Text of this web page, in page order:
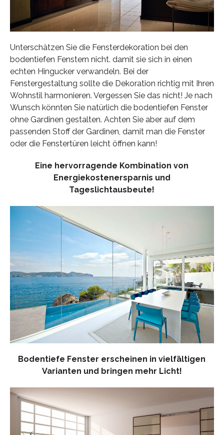
Unterschätzen Sie die Fensterdekoration bei den
bodentiefen Fenstern nicht. damit sie sich in einen
echten Hingucker verwandeln. Bei der
Fenstergestaltung sollte die Dekoration richtig mit Ihren
Wohnstil harmonieren. Vergessen Sie das nicht! Je nach
Wunsch könnten Sie natürlich die bodentiefen Fenster
ohne Gardinen gestalten. Achten Sie aber auf dem
passenden Stoff der Gardinen, damit man die Fenster
oder die Fenstertüren leicht öffnen kann!
Eine hervorragende Kombination von
Energiekostenersparnis und
Tageslichtausbeute!
Bodentiefe Fenster erscheinen in vielfältigen
Varianten und bringen mehr Licht!